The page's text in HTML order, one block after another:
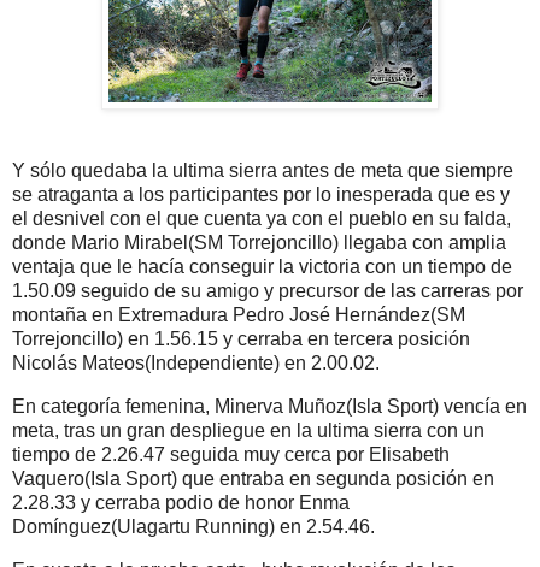
Y sólo quedaba la ultima sierra antes de meta que siempre
se atraganta a los participantes por lo inesperada que es y
el desnivel con el que cuenta ya con el pueblo en su falda,
donde Mario Mirabel(SM Torrejoncillo) llegaba con amplia
ventaja que le hacía conseguir la victoria con un tiempo de
1.50.09 seguido de su amigo y precursor de las carreras por
montaña en Extremadura Pedro José Hernández(SM
Torrejoncillo) en 1.56.15 y cerraba en tercera posición
Nicolás Mateos(Independiente) en 2.00.02.
En categoría femenina, Minerva Muñoz(Isla Sport) vencía en
meta, tras un gran despliegue en la ultima sierra con un
tiempo de 2.26.47 seguida muy cerca por Elisabeth
Vaquero(Isla Sport) que entraba en segunda posición en
2.28.33 y cerraba podio de honor Enma
Domínguez(Ulagartu Running) en 2.54.46.